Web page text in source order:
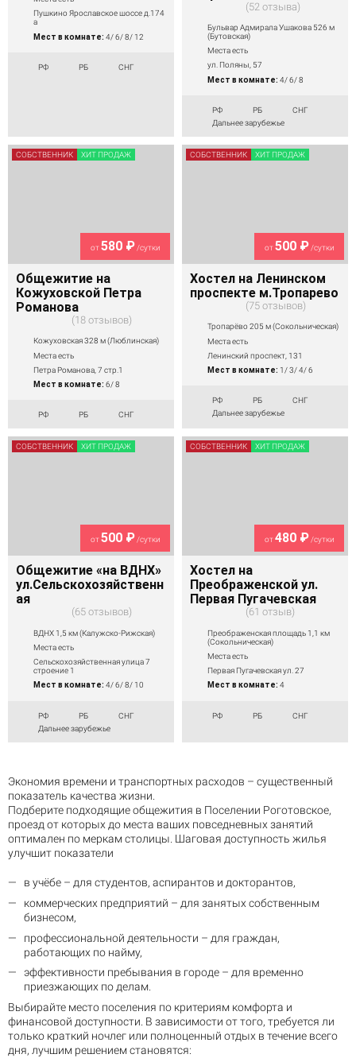
Пушкино Ярославское шоссе д.174
а
Мест в комнате: 4/ 6/ 8/ 12
РФ РБ СНГ
52 отзыва
Бульвар Адмирала Ушакова 526 м
(Бутовская)
Места есть
ул. Поляны, 57
Мест в комнате: 4/ 6/ 8
РФ РБ
СНГ
Дальнее зарубежье
от580 ₽/сутки
Общежитие на
Кожуховской Петра
Романова
18 отзывов
Кожуховская 328 м (Люблинская)
Места есть
Петра Романова, 7 стр.1
Мест в комнате: 6/ 8
РФ РБ СНГ
СОБСТВЕННИК ХИТ ПРОДАЖ
от500 ₽/сутки
Хостел на Ленинском
проспекте м.Тропарево
75 отзывов
Тропарёво 205 м (Сокольническая)
Места есть
Ленинский проспект, 131
Мест в комнате: 1/ 3/ 4/ 6
РФ РБ
СНГ
Дальнее зарубежье
СОБСТВЕННИК ХИТ ПРОДАЖ
от500 ₽/сутки
Общежитие «на ВДНХ»
ул.Сельскохозяйственн
ая
65 отзывов
ВДНХ 1,5 км (Калужско-Рижская)
Места есть
Сельскохозяйственная улица 7
строение 1
Мест в комнате: 4/ 6/ 8/ 10
РФ РБ
СНГ
Дальнее зарубежье
СОБСТВЕННИК ХИТ ПРОДАЖ
от480 ₽/сутки
Хостел на
Преображенской ул.
Первая Пугачевская
61 отзыв
Преображенская площадь 1,1 км
(Сокольническая)
Места есть
Первая Пугачевская ул. 27
Мест в комнате: 4
РФ РБ СНГ
СОБСТВЕННИК ХИТ ПРОДАЖ
Экономия времени и транспортных расходов – существенный
показатель качества жизни.
Подберите подходящие общежития в Поселении Роготовское,
проезд от которых до места ваших повседневных занятий
оптимален по меркам столицы. Шаговая доступность жилья
улучшит показатели
в учёбе – для студентов, аспирантов и докторантов,
коммерческих предприятий – для занятых собственным
бизнесом,
профессиональной деятельности – для граждан,
работающих по найму,
эффективности пребывания в городе – для временно
приезжающих по делам.
Выбирайте место поселения по критериям комфорта и
финансовой доступности. В зависимости от того, требуется ли
только краткий ночлег или полноценный отдых в течение всего
дня, лучшим решением становятся: